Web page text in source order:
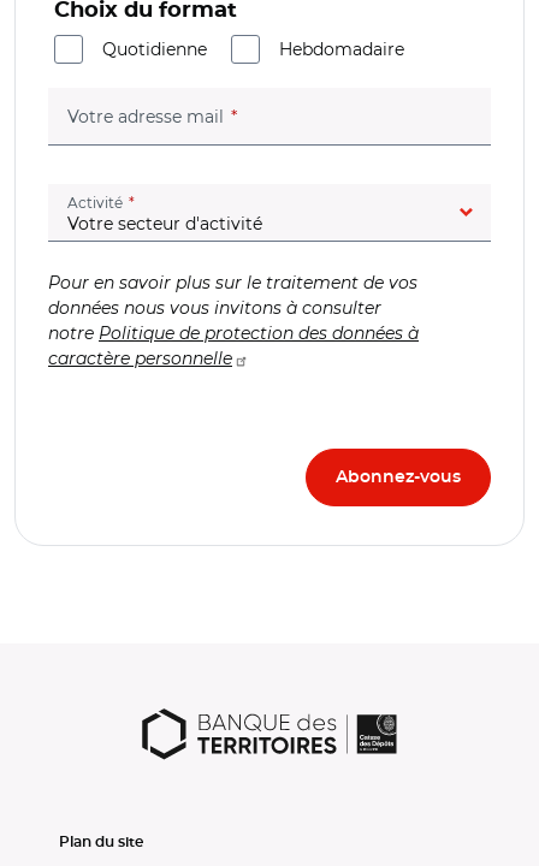
Choix du format
Quotidienne
Hebdomadaire
Votre adresse mail (champ obligatoire)
Activité (champ obligatoire)
Pour en savoir plus sur le traitement de vos
données nous vous invitons à consulter
notre Politique de protection des données à
caractère personnelle
Plan du site